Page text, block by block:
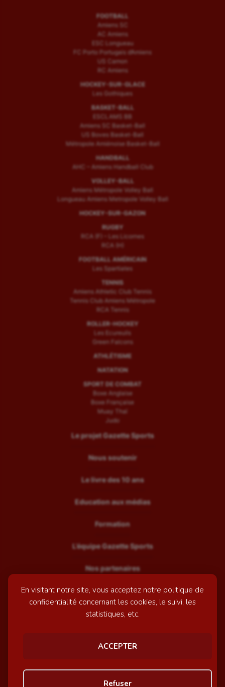
En visitant notre site, vous acceptez notre politique de
confidentialité concernant les cookies, le suivi, les
statistiques, etc.
ACCEPTER
Refuser
FOOTBALL
Amiens SC
AC Amiens
ESC Longueau
FC Porto Portugais d’Amiens
US Camon
RC Amiens
HOCKEY-SUR-GLACE
Les Gothiques
BASKET-BALL
ESCLAMS BB
Amiens SC Basket-Ball
US Boves Basket-Ball
Métropole Amiénoise Basket-Ball
HANDBALL
AHC – Amiens Handball Club
VOLLEY-BALL
Amiens Métropole Volley Ball
Longueau Amiens Metropole Volley Ball
HOCKEY-SUR-GAZON
RUGBY
RCA (F) – Les Licornes
RCA (H)
FOOTBALL AMÉRICAIN
Les Spartiates
TENNIS
Amiens Athletic Club Tennis
Tennis Club Amiens Métropole
RCA Tennis
ROLLER-HOCKEY
Les Ecureuils
Green Falcons
ATHLÉTISME
NATATION
SPORT DE COMBAT
Boxe Anglaise
Boxe Française
Muay Thaï
Judo
Le projet Gazette Sports
Nous soutenir
Le livre des 10 ans
Education aux médias
Formation
L’équipe Gazette Sports
Nos partenaires
Recrutement
Mentions légales
© GazetteSports - 2026 | Site internet réalisé par